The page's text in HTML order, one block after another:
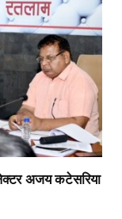
अजय कटेसरिया